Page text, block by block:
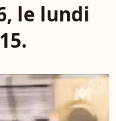
le lundi